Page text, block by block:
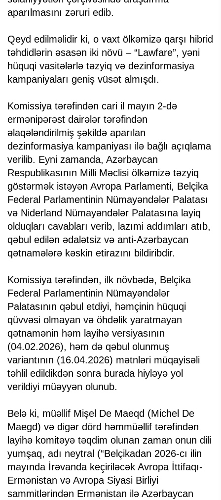
aparılmasını zəruri edib.
Qeyd edilməlidir ki, o vaxt ölkəmizə qarşı hibrid
təhdidlərin əsasən iki növü – “Lawfare”, yəni
hüquqi vasitələrlə təzyiq və dezinformasiya
kampaniyaları geniş vüsət almışdı.
Komissiya tərəfindən cari il mayın 2-də
ermənipərəst dairələr tərəfindən
əlaqələndirilmiş şəkildə aparılan
dezinformasiya kampaniyası ilə bağlı açıqlama
verilib. Eyni zamanda, Azərbaycan
Respublikasının Milli Məclisi ölkəmizə təzyiq
göstərmək istəyən Avropa Parlamenti, Belçika
Federal Parlamentinin Nümayəndələr Palatası
və Niderland Nümayəndələr Palatasına layiq
olduqları cavabları verib, lazımi addımları atıb,
qəbul edilən ədalətsiz və anti-Azərbaycan
qətnamələrə kəskin etirazını bildiribdir.
Komissiya tərəfindən, ilk növbədə, Belçika
Federal Parlamentinin Nümayəndələr
Palatasının qəbul etdiyi, həmçinin hüquqi
qüvvəsi olmayan və öhdəlik yaratmayan
qətnamənin həm layihə versiyasının
(04.02.2026), həm də qəbul olunmuş
variantının (16.04.2026) mətnləri müqayisəli
təhlil edildikdən sonra burada hiyləyə yol
verildiyi müəyyən olunub.
Belə ki, müəllif Mişel De Maeqd (Michel De
Maegd) və digər dörd həmmüəllif tərəfindən
layihə komitəyə təqdim olunan zaman onun dili
yumşaq, adı neytral (“Belçikadan 2026-cı ilin
mayında İrəvanda keçiriləcək Avropa İttifaqı-
Ermənistan və Avropa Siyasi Birliyi
sammitlərindən Ermənistan ilə Azərbaycan